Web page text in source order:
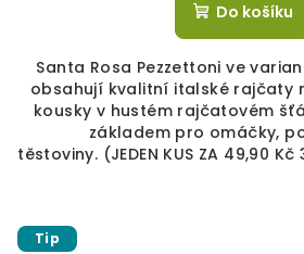
Do košíku
Santa Rosa Pezzettoni ve
obsahují kvalitní italské rajčaty
kousky v hustém rajčatovém
základem pro omáčky,
těstoviny. (JEDEN KUS ZA 49,90 Kč
Tip